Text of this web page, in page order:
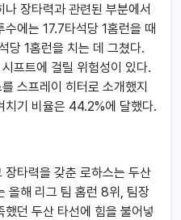
장타력과 관련된 부분에서
에는 17.7타석당 1홈런을 때
당 1홈런을 치는 데 그쳤다.
프트에 걸릴 위험성이 있다.
스프레이 히터로 소개했지
치기 비율은 44.2%에 달했다.
장타력을 갖춘 로하스는 두산
올해 리그 팀 홈런 8위, 팀장
던 두산 타선에 힘을 불어넣